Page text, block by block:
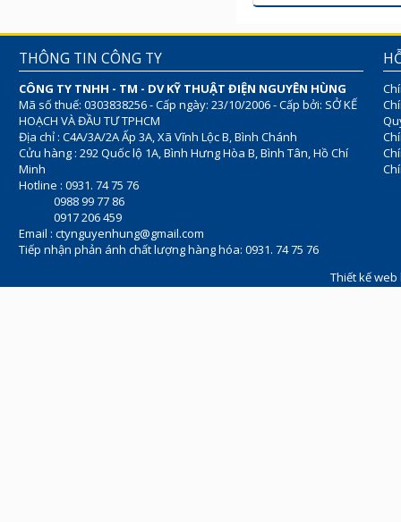
THÔNG TIN CÔNG TY
CÔNG TY TNHH - TM - DV KỸ THUẬT ĐIỆN NGUYÊN HÙNG
Mã số thuế: 0303838256 - Cấp ngày: 23/10/2006 - Cấp bởi: SỞ KẾ
HOẠCH VÀ ĐẦU TƯ TPHCM
Địa chỉ : C4A/3A/2A Ấp 3A, Xã Vĩnh Lộc B, Bình Chánh
Cửu hàng : 292 Quốc lộ 1A, Bình Hưng Hòa B, Bình Tân, Hồ Chí
Minh
Hotline : 0931. 74 75 76
0988 99 77 86
0917 206 459
Email : ctynguyenhung@gmail.com
Tiếp nhận phản ánh chất lượng hàng hóa: 0931. 74 75 76
Thiết kế web